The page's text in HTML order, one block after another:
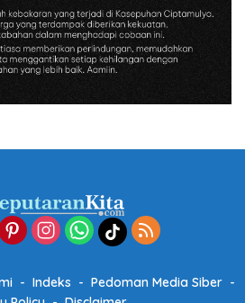
Indeks
Pedoman Media Siber